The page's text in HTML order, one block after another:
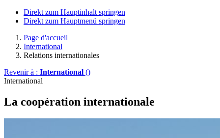
Direkt zum Hauptinhalt springen
Direkt zum Hauptmenü springen
Page d'accueil
International
Relations internationales
Revenir à : International ()
International
La coopération internationale